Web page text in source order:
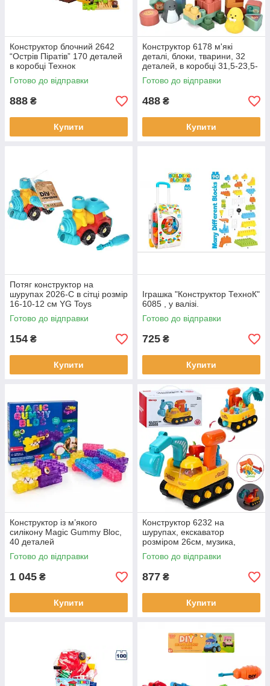
Конструктор блочний 2642
“Острів Піратів” 170 деталей
в коробці Технок
Готово до відправки
888 ₴
Купити
Конструктор 6178 м'які
деталі, блоки, тварини, 32
деталей, в коробці 31,5-23,5-
7см
Готово до відправки
488 ₴
Купити
Потяг конструктор на
шурупах 2026-C в сітці розмір
16-10-12 см YG Toys
Готово до відправки
154 ₴
Купити
Іграшка "Конструктор ТехноК"
6085 , у валізі.
Готово до відправки
725 ₴
Купити
Конструктор із м’якого
силікону Magic Gummy Bloc,
40 деталей
Готово до відправки
1 045 ₴
Купити
Конструктор 6232 на
шурупах, екскаватор
розміром 26см, музика,
їздить, шуруповерт, на
батарейках, в коробці 26,5-
Готово до відправки
877 ₴
Купити